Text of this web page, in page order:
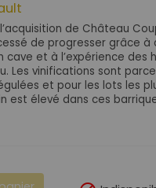
de Château
de progresser grâce
cave et à l’expérience des
Les vinifications sont
et pour les lots les
est élevé dans ces